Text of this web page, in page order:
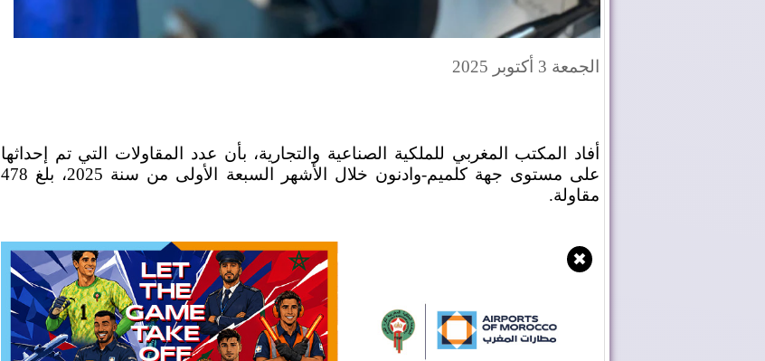
الجمعة 3 أكتوبر 2025
أفاد المكتب المغربي للملكية الصناعية والتجارية، بأن عدد المقاولات التي تم إحداثها
على مستوى جهة كلميم-وادنون خلال الأشهر السبعة الأولى من سنة 2025، بلغ 478
مقاولة.
✖